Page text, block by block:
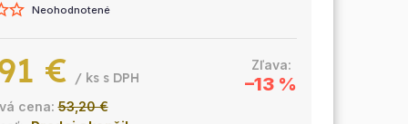
Neohodnotené
53,20 €
–13 %
€ / ks